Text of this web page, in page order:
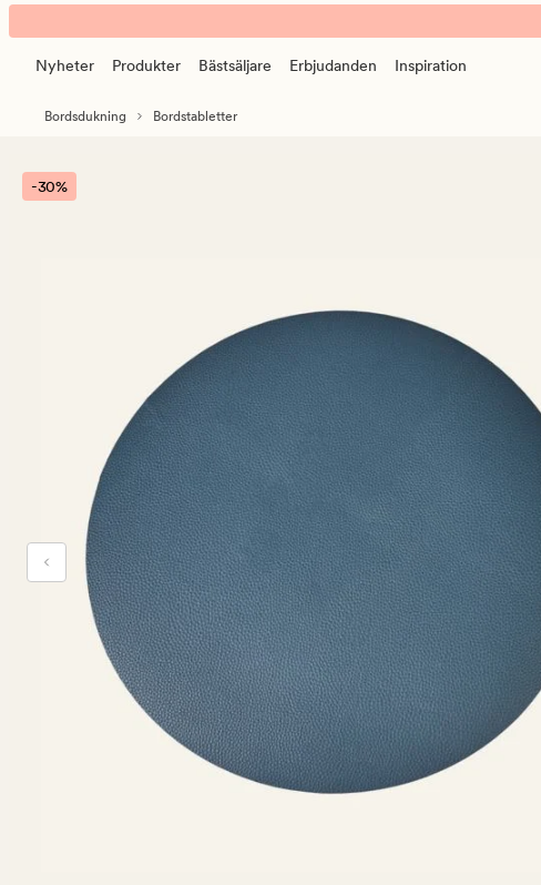
Ulrikke
tablett
banner.
Klicka
ESCAPE
att
pausa.
Nyheter Produkter Bästsäljare Erbjudanden Inspiration
Bordsdukning Bordstabletter
-30%